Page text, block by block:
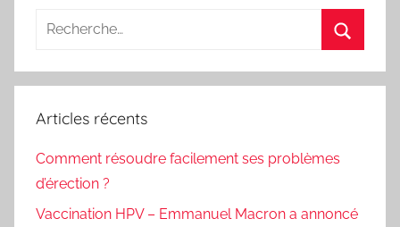
Recherche
:
Articles récents
Comment résoudre facilement ses problèmes
d’érection ?
Vaccination HPV – Emmanuel Macron a annoncé